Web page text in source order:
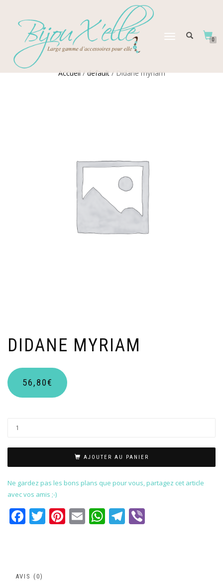
DÉPLIER
0
Accueil/default/ Didane myriam
DIDANE MYRIAM
56,80€
AJOUTER AU PANIER
Ne gardez pas les bons plans que pour vous, partagez cet article
avec vos amis ;-)
Facebook
Twitter
Pinterest
EmailWhatsApp
Telegram
AVIS (0)